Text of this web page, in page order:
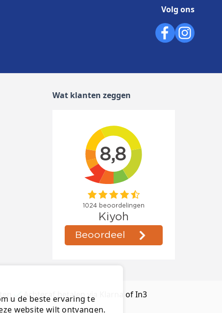
Volg ons
Wat klanten zeggen
Achteraf betalen via Klarna of In3
u de beste ervaring te
website wilt ontvangen.